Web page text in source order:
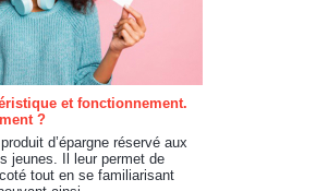
et fonctionnement.
?
d’épargne réservé aux
jeunes. Il leur permet de
tout en se familiarisant